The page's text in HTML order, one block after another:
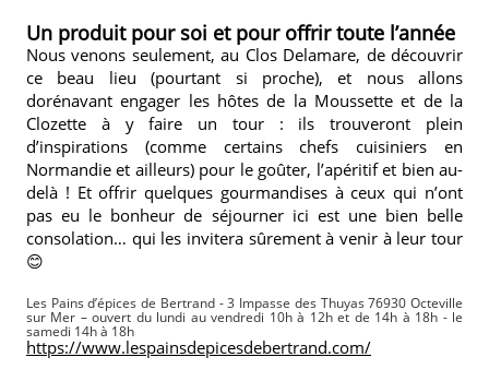
Un produit pour soi et pour offrir toute l’année
Nous venons seulement, au Clos Delamare, de découvrir
ce beau lieu (pourtant si proche), et nous allons
dorénavant engager les hôtes de la Moussette et de la
Clozette à y faire un tour : ils trouveront plein
d’inspirations (comme certains chefs cuisiniers en
Normandie et ailleurs) pour le goûter, l’apéritif et bien au-
delà ! Et offrir quelques gourmandises à ceux qui n’ont
pas eu le bonheur de séjourner ici est une bien belle
consolation… qui les invitera sûrement à venir à leur tour
😊
Les Pains d’épices de Bertrand - 3 Impasse des Thuyas 76930 Octeville
sur Mer – ouvert du lundi au vendredi 10h à 12h et de 14h à 18h - le
samedi 14h à 18h
https://www.lespainsdepicesdebertrand.com/